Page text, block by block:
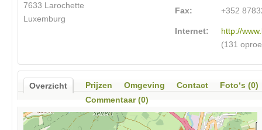
7633 Larochette
Luxemburg
Fax: +352
Internet:
http://
(131
Overzicht Prijzen Omgeving Contact
Foto‘s (0)
Commentaar (0)